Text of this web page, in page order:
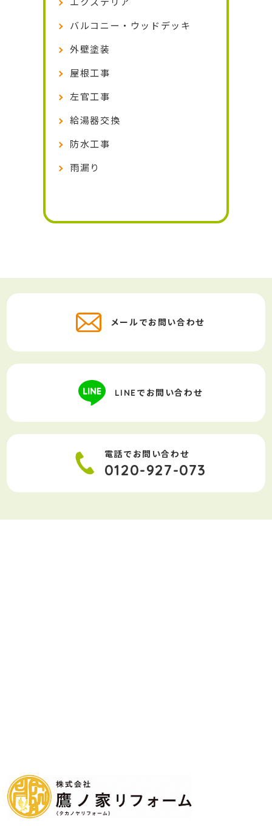
バルコニー・ウッドデッキ
外壁塗装
屋根工事
左官工事
給湯器交換
防水工事
雨漏り
メールでお問い合わせ
LINEでお問い合わせ
電話でお問い合わせ
0120-927-073